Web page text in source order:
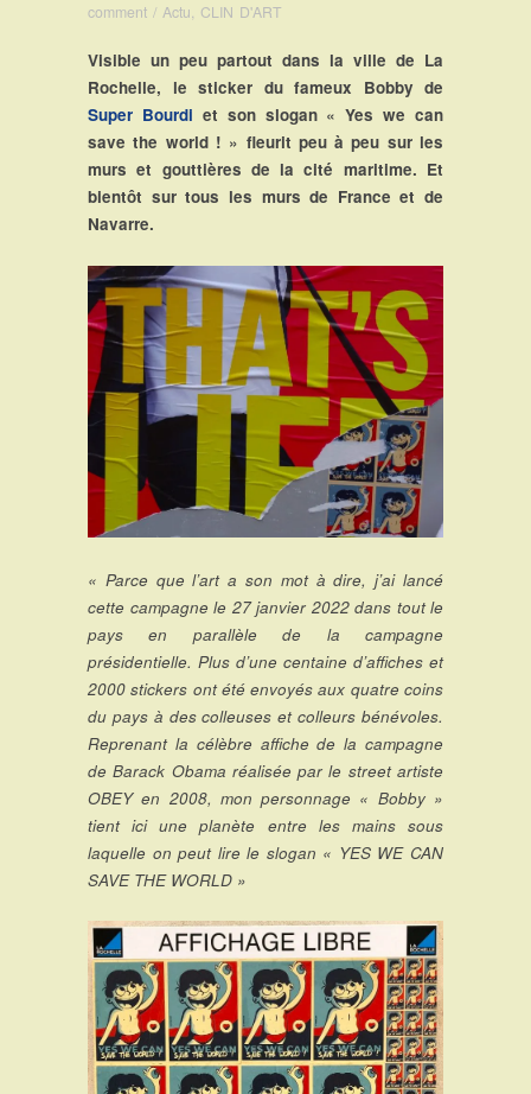
comment / Actu, CLIN D'ART
Visible un peu partout dans la ville de La
Rochelle, le sticker du fameux Bobby de
Super Bourdi et son slogan « Yes we can
save the world ! » fleurit peu à peu sur les
murs et gouttières de la cité maritime. Et
bientôt sur tous les murs de France et de
Navarre.
« Parce que l’art a son mot à dire, j’ai lancé
cette campagne le 27 janvier 2022 dans tout le
pays en parallèle de la campagne
présidentielle. Plus d’une centaine d’affiches et
2000 stickers ont été envoyés aux quatre coins
du pays à des colleuses et colleurs bénévoles.
Reprenant la célèbre affiche de la campagne
de Barack Obama réalisée par le street artiste
OBEY en 2008, mon personnage « Bobby »
tient ici une planète entre les mains sous
laquelle on peut lire le slogan « YES WE CAN
SAVE THE WORLD »